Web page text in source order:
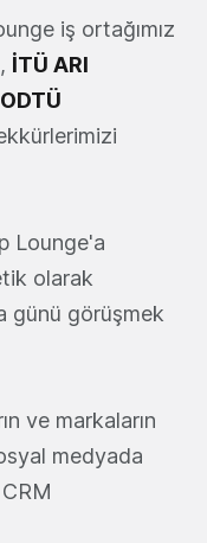
iş ortağımız
, İTÜ ARI
ODTÜ
Lounge'a
olarak
günü görüşmek
ve markaların
medyada